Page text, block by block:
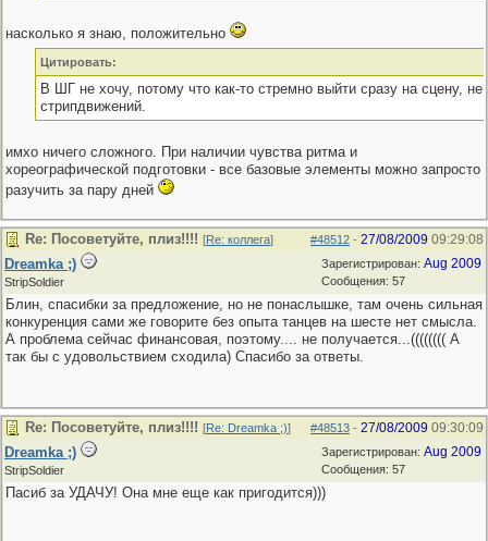
насколько я знаю, положительно
Цитировать:
В ШГ не хочу, потому что как-то стремно выйти сразу на сцену, не
стрипдвижений.
имхо ничего сложного. При наличии чувства ритма и
хореографической подготовки - все базовые элементы можно запросто
разучить за пару дней
#48512 - 27/08/2009 09:29:08
Re: Посоветуйте, плиз!!!! [Re: коллега]
Зарегистрирован: Aug 2009
Сообщения: 57
Dreamka ;)
StripSoldier
Блин, спасибки за предложение, но не понаслышке, там очень сильная
конкуренция сами же говорите без опыта танцев на шесте нет смысла.
А проблема сейчас финансовая, поэтому.... не получается...(((((((( А
так бы с удовольствием сходила) Спасибо за ответы.
#48513 - 27/08/2009 09:30:09
Re: Посоветуйте, плиз!!!! [Re: Dreamka ;)]
Зарегистрирован: Aug 2009
Сообщения: 57
Dreamka ;)
StripSoldier
Пасиб за УДАЧУ! Она мне еще как пригодится)))